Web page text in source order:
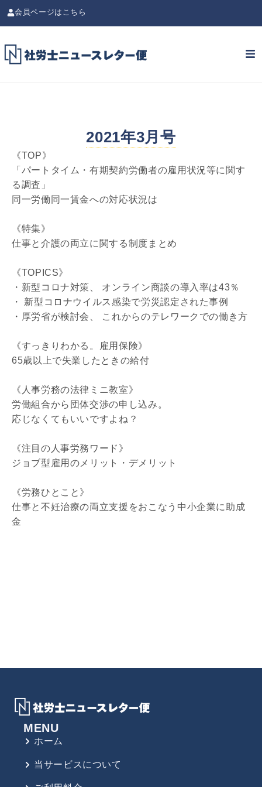
会員ページはこちら
2021年3月号
《TOP》
「パートタイム・有期契約労働者の雇用状況等に関す
る調査」
同一労働同一賃金への対応状況は
《特集》
仕事と介護の両立に関する制度まとめ
《TOPICS》
・新型コロナ対策、 オンライン商談の導入率は43％
・ 新型コロナウイルス感染で労災認定された事例
・厚労省が検討会、 これからのテレワークでの働き方
《すっきりわかる。雇用保険》
65歳以上で失業したときの給付
《人事労務の法律ミニ教室》
労働組合から団体交渉の申し込み。
応じなくてもいいですよね？
《注目の人事労務ワード》
ジョブ型雇用のメリット・デメリット
《労務ひとこと》
仕事と不妊治療の両立支援をおこなう中小企業に助成
金
MENU
ホーム
当サービスについて